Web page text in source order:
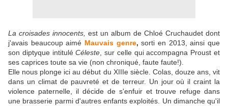
La croisades innocents, est un album de Chloé Cruchaudet dont
j'avais beaucoup aimé Mauvais genre, sorti en 2013, ainsi que
son diptyque intituléCéleste , sur celle qui accompagna Proust et
ses caprices toute sa vie (non chroniqué, faute faute!).
Elle nous plonge ici au début du XIIIe siècle. Colas, douze ans, vit
dans un climat de pauvreté et de terreur. Un jour où il craint la
violence paternelle, il décide de s'enfuir et trouve refuge dans
une brasserie parmi d'autres enfants exploités. Un dimanche qu'il